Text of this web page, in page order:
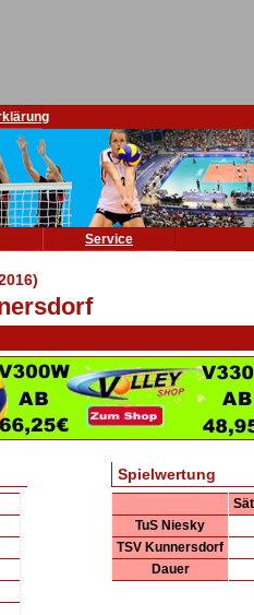
Service
Spielwertung
TuS Niesky
TSV Kunnersdorf
Dauer